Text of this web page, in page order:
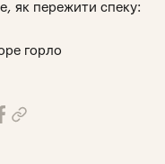
як пережити спеку:
горло